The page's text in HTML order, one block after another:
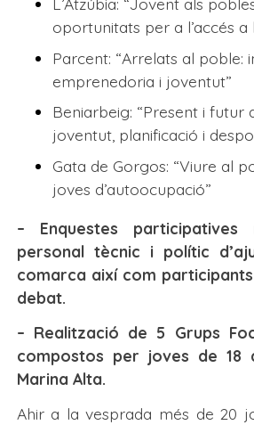
oportunitats per a l’accés a
Parcent: “Arrelats al poble:
emprenedoria i joventut”
Beniarbeig: “Present i futur
joventut, planificació i
Gata de Gorgos: “Viure al
joves d’autoocupació”
– Enquestes participatives
personal tècnic i polític
comarca així com
debat.
– Realització de 5 Grups
compostos per joves de 18
Marina Alta.
Ahir a la vesprada més de 20